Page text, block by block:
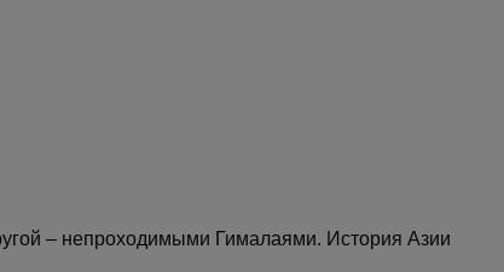
– непроходимыми Гималаями. История Азии